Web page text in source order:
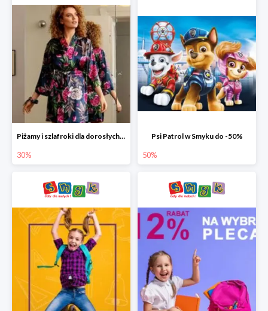
Piżamy i szlafroki dla dorosłych w Smyku do -30%
30%
Psi Patrol w Smyku do -50%
50%